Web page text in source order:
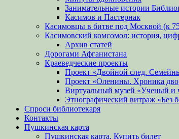
Занимательные истории
Касимов и Пастернак
Касимовцы в битве под Москвой (к
Касимовский комсомол: история,
Архив статей
Дорогами Афганистана
Краеведческие проекты
Проект «Двойной след.
Проект «Оленины. Хроника
Виртуальный музей «Ученый и
Этнографический витраж «Без
Спроси библиотекаря
Контакты
Пушкинская карта
Пушкинская карта. Купить билет